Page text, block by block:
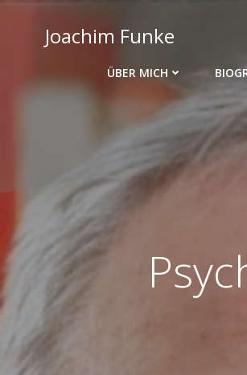
springenJoachim Funke
ÜBER MICH